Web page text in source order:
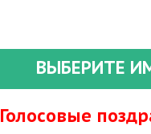
ВЫБЕРИТЕ
Голосовые